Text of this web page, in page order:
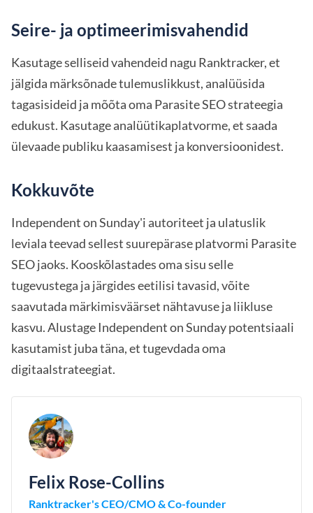
Seire- ja optimeerimisvahendid
Kasutage selliseid vahendeid nagu Ranktracker, et
jälgida märksõnade tulemuslikkust, analüüsida
tagasisideid ja mõõta oma Parasite SEO strateegia
edukust. Kasutage analüütikaplatvorme, et saada
ülevaade publiku kaasamisest ja konversioonidest.
Kokkuvõte
Independent on Sunday'i autoriteet ja ulatuslik
leviala teevad sellest suurepärase platvormi Parasite
SEO jaoks. Kooskõlastades oma sisu selle
tugevustega ja järgides eetilisi tavasid, võite
saavutada märkimisväärset nähtavuse ja liikluse
kasvu. Alustage Independent on Sunday potentsiaali
kasutamist juba täna, et tugevdada oma
digitaalstrateegiat.
Felix Rose-Collins
Ranktracker's CEO/CMO & Co-founder